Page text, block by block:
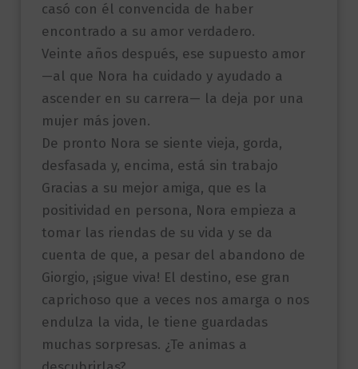
casó con él convencida de haber
encontrado a su amor verdadero.
Veinte años después, ese supuesto amor
—al que Nora ha cuidado y ayudado a
ascender en su carrera— la deja por una
mujer más joven.
De pronto Nora se siente vieja, gorda,
desfasada y, encima, está sin trabajo
Gracias a su mejor amiga, que es la
positividad en persona, Nora empieza a
tomar las riendas de su vida y se da
cuenta de que, a pesar del abandono de
Giorgio, ¡sigue viva! El destino, ese gran
caprichoso que a veces nos amarga o nos
endulza la vida, le tiene guardadas
muchas sorpresas. ¿Te animas a